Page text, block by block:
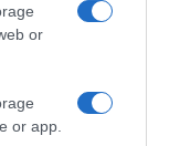
or
or app.